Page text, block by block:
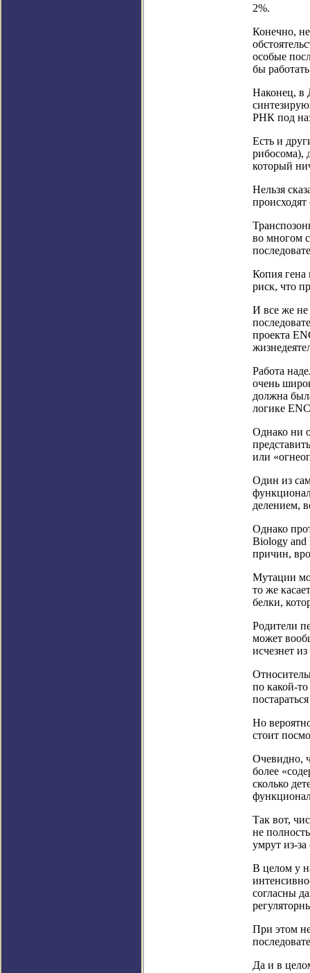
2%.
Конечно,
особые
бы
Наконец, в
РНК под
Есть и
рибосома),
который
Нельзя
во многом
Копия гена
риск, что
И все же не
проекта
Работа
очень
должна
логике
Однако ни
или
Один из
делением,
Однако
Biology and
причин,
Мутации
то же
белки,
Родители
может
исчезнет
по какой-
Но
стоит
Очевидно,
более
сколько
Так вот,
не
умрут из-
В целом у
согласны
При этом
Да и в